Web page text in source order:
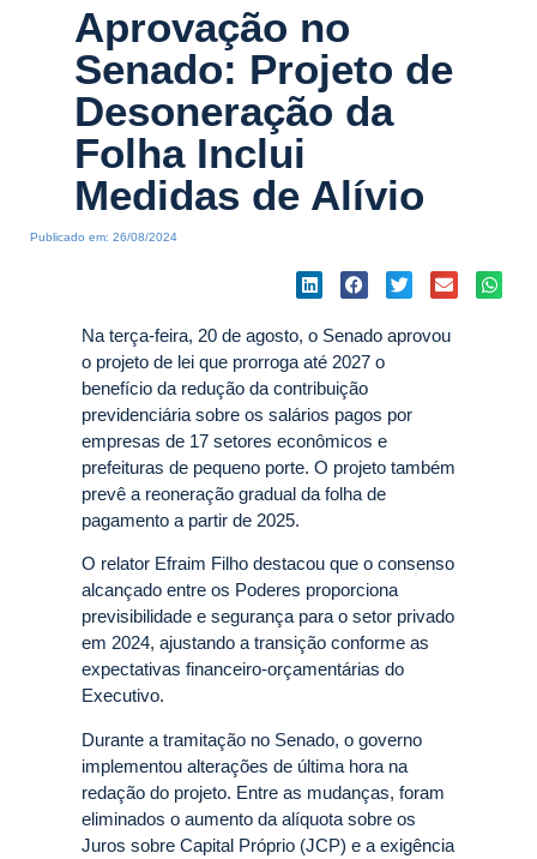
Aprovação no
Senado: Projeto de
Desoneração da
Folha Inclui
Medidas de Alívio
Publicado em: 26/08/2024
Na terça-feira, 20 de agosto, o Senado aprovou
o projeto de lei que prorroga até 2027 o
benefício da redução da contribuição
previdenciária sobre os salários pagos por
empresas de 17 setores econômicos e
prefeituras de pequeno porte. O projeto também
prevê a reoneração gradual da folha de
pagamento a partir de 2025.
O relator Efraim Filho destacou que o consenso
alcançado entre os Poderes proporciona
previsibilidade e segurança para o setor privado
em 2024, ajustando a transição conforme as
expectativas financeiro-orçamentárias do
Executivo.
Durante a tramitação no Senado, o governo
implementou alterações de última hora na
redação do projeto. Entre as mudanças, foram
eliminados o aumento da alíquota sobre os
Juros sobre Capital Próprio (JCP) e a exigência